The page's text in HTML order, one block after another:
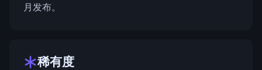
月发布。
稀有度